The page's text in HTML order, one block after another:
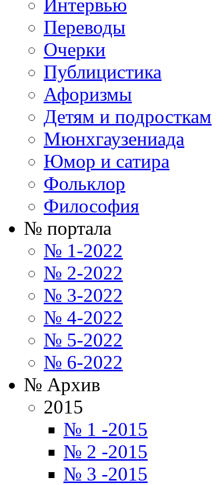
Интервью
Переводы
Очерки
Публицистика
Афоризмы
Детям и подросткам
Мюнхгаузениада
Юмор и сатира
Фольклор
Философия
№ портала
№ 1-2022
№ 2-2022
№ 3-2022
№ 4-2022
№ 5-2022
№ 6-2022
№ Архив
2015
№ 1 -2015
№ 2 -2015
№ 3 -2015